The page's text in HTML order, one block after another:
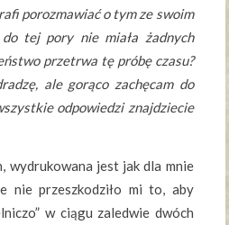
porozmawiać o tym ze swoim
tej pory nie miała żadnych
przetrwa tę próbę czasu?
ale gorąco zachęcam do
odpowiedzi znajdziecie
wydrukowana jest jak dla mnie
nie przeszkodziło mi to, aby
w ciągu zaledwie dwóch